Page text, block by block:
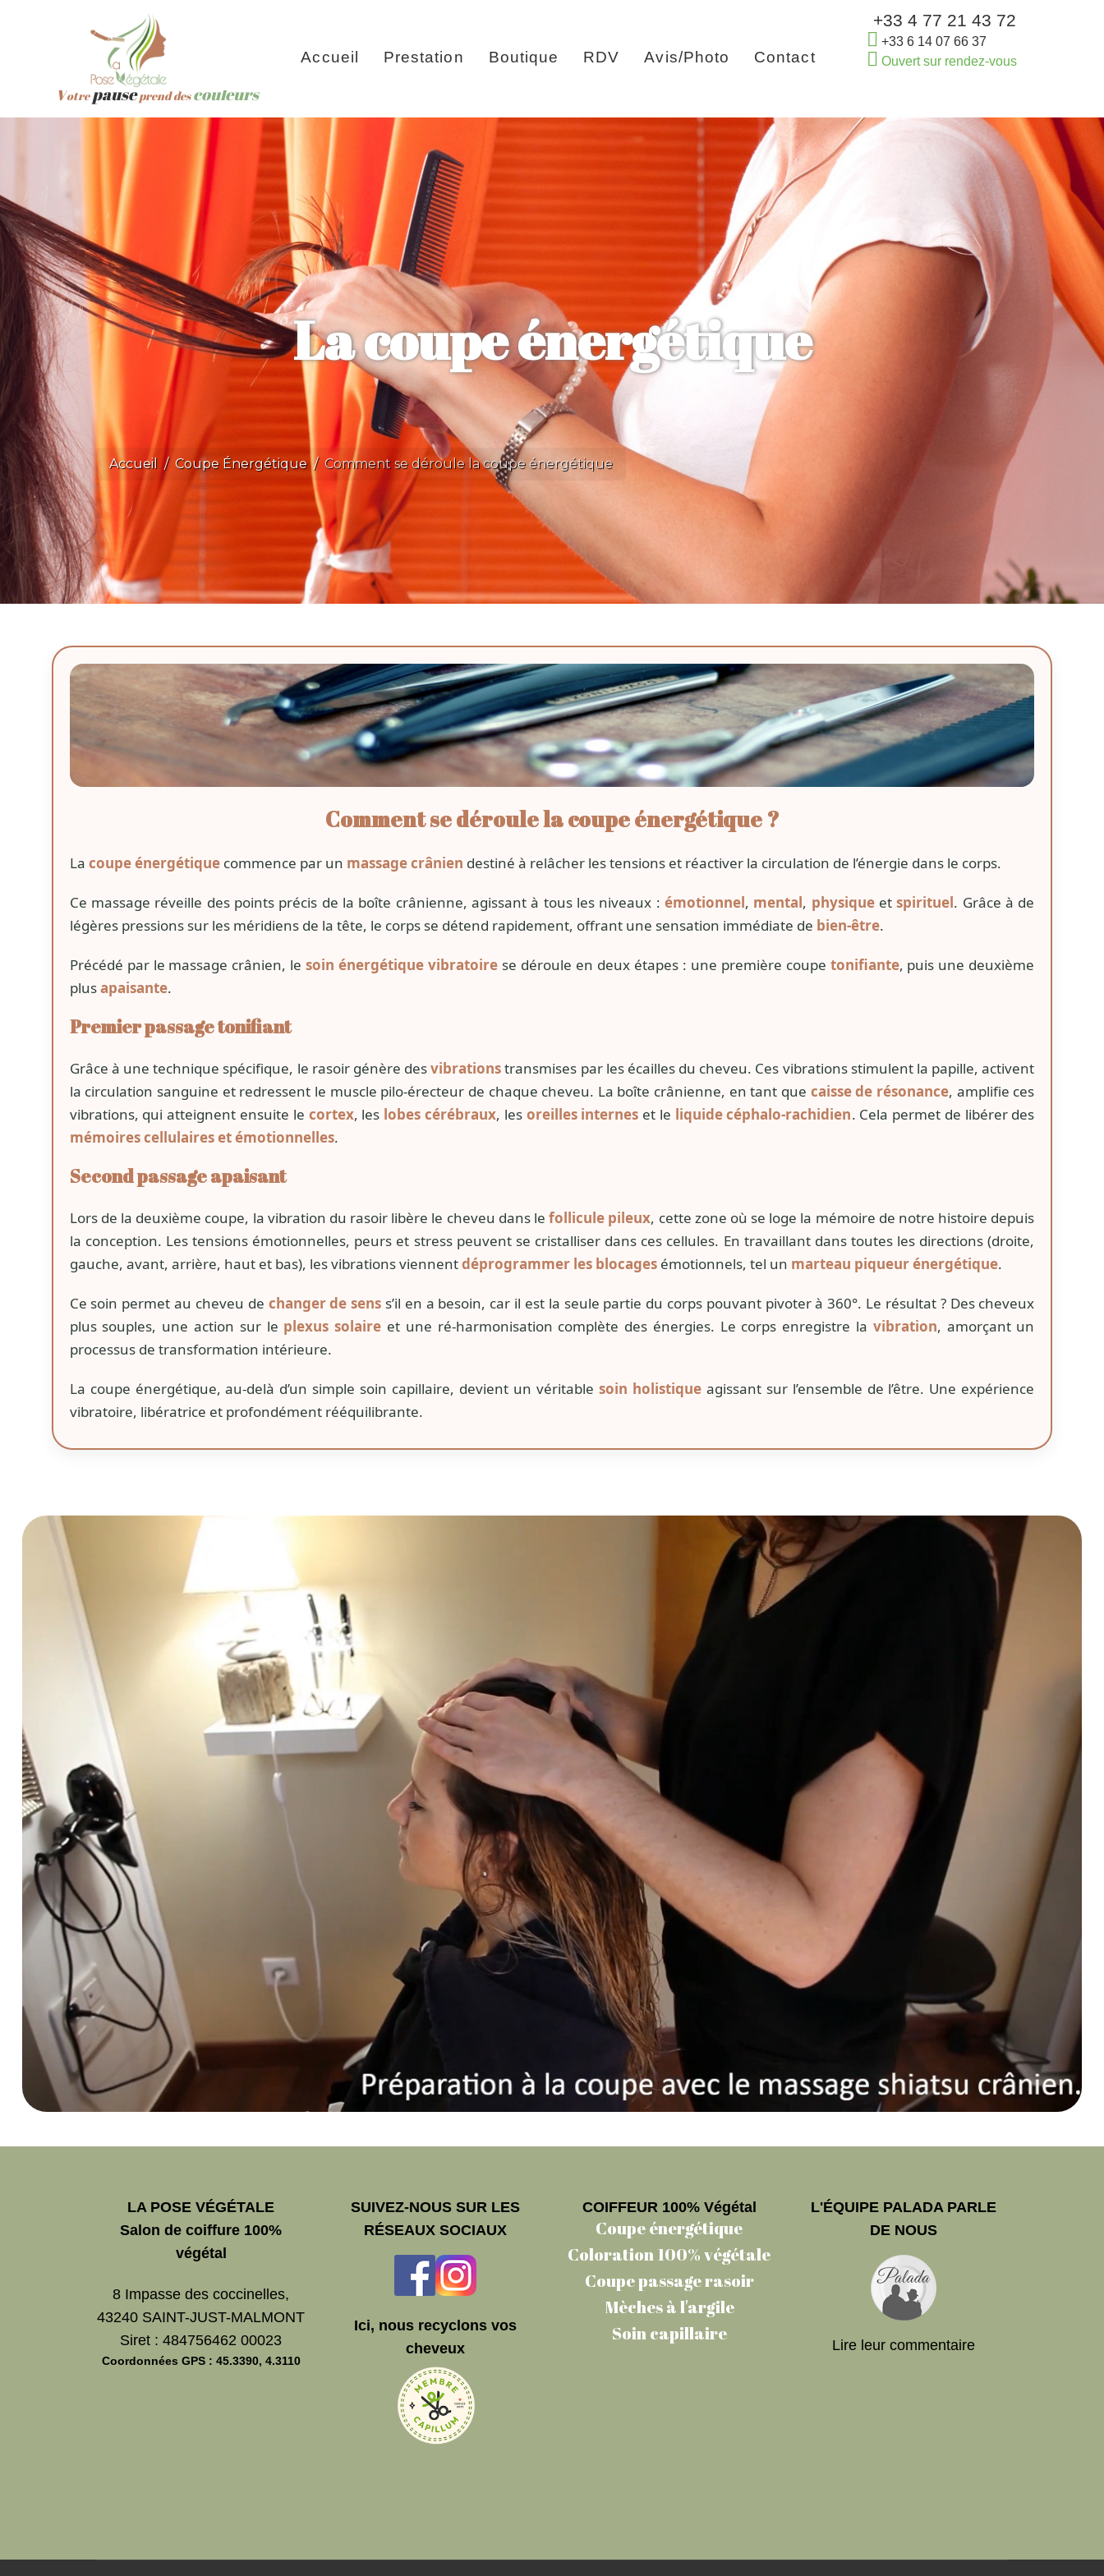
Accueil Prestation Boutique RDV Avis/Photo Contact
+33 4 77 21 43 72
+33 6 14 07 66 37
Ouvert sur rendez-vous
Votre pause prend des couleurs
La coupe énergétique
Accueil Coupe Énergétique Comment se déroule la coupe énergétique
Comment se déroule la coupe énergétique ?
La coupe énergétiquecommence par un massage crânien destiné à relâcher les tensions et réactiver la circulation de l’énergie dans le corps.
Ce massage réveille des points précis de la boîte crânienne, agissant à tous les niveaux : émotionnel, mental, physiqueetspirituel. Grâce à de
légères pressions sur les méridiens de la tête, le corps se détend rapidement, offrant une sensation immédiate de bien-être.
Précédé par le massage crânien, lesoin énergétique vibratoire se déroule en deux étapes : une première coupe tonifiante, puis une deuxième
plusapaisante.
Premier passage tonifiant
Grâce à une technique spécifique, le rasoir génère desvibrationstransmises par les écailles du cheveu. Ces vibrations stimulent la papille, activent
la circulation sanguine et redressent le muscle pilo-érecteur de chaque cheveu. La boîte crânienne, en tant que caisse de résonance, amplifie ces
vibrations, qui atteignent ensuite le cortex, les lobes cérébraux, les oreilles internes et le liquide céphalo-rachidien. Cela permet de libérer des
mémoires cellulaires et émotionnelles.
Second passage apaisant
Lors de la deuxième coupe, la vibration du rasoir libère le cheveu dans lefollicule pileux, cette zone où se loge la mémoire de notre histoire depuis
la conception. Les tensions émotionnelles, peurs et stress peuvent se cristalliser dans ces cellules. En travaillant dans toutes les directions (droite,
gauche, avant, arrière, haut et bas), les vibrations viennentdéprogrammer les blocagesémotionnels, tel un marteau piqueur énergétique.
Ce soin permet au cheveu de changer de sens s’il en a besoin, car il est la seule partie du corps pouvant pivoter à 360°. Le résultat ? Des cheveux
plus souples, une action sur le plexus solaire et une ré-harmonisation complète des énergies. Le corps enregistre la vibration, amorçant un
processus de transformation intérieure.
La coupe énergétique, au-delà d’un simple soin capillaire, devient un véritable soin holistiqueagissant sur l’ensemble de l’être. Une expérience
vibratoire, libératrice et profondément rééquilibrante.
LA POSE VÉGÉTALE
Salon de coiffure 100%
végétal
8 Impasse des coccinelles,
43240 SAINT-JUST-MALMONT
Siret : 484756462 00023
Coordonnées GPS : 45.3390, 4.3110
SUIVEZ-NOUS SUR LES
RÉSEAUX SOCIAUX
Ici, nous recyclons vos
cheveux
COIFFEUR 100% Végétal
Coupe énergétique
Coloration 100% végétale
Coupe passage rasoir
Mèches à l'argile
Soin capillaire
L'ÉQUIPE PALADA PARLE
DE NOUS
Lire leur commentaire